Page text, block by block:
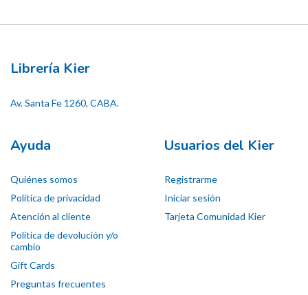
Librería Kier
Av. Santa Fe 1260, CABA.
Ayuda
Quiénes somos
Política de privacidad
Atención al cliente
Política de devolución y/o
cambio
Gift Cards
Preguntas frecuentes
Usuarios del Kier
Registrarme
Iniciar sesión
Tarjeta Comunidad Kier